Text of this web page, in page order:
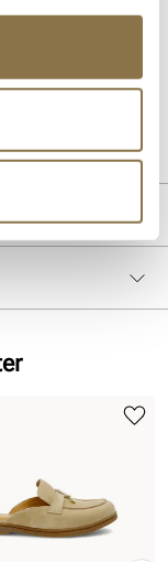
premium skinn
og fleksibel såle